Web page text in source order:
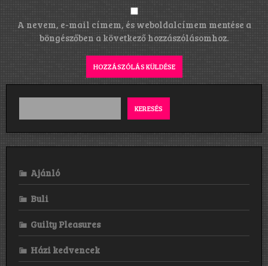
A nevem, e-mail címem, és weboldalcímem mentése a
böngészőben a következő hozzászólásomhoz.
KERESÉS
Ajánló
Buli
Guilty Pleasures
Házi kedvencek